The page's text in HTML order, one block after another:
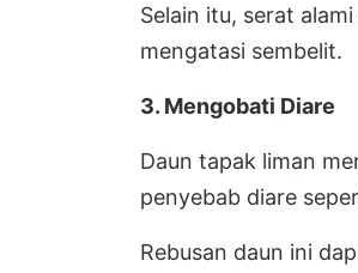
Selain itu, serat
mengatasi sembelit.
3. Mengobati Diare
Daun tapak liman
penyebab diare
Rebusan daun ini